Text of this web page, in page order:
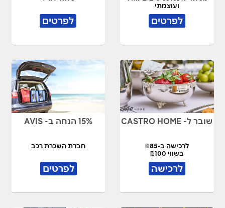
ועוצמתי
לפרטים לפרטים
שובר ל- CASTRO HOME
לרכישה ב-₪85
בשווי ₪100
לרכישה
15% הנחה ב- AVIS
חברת השכרת רכב
לפרטים